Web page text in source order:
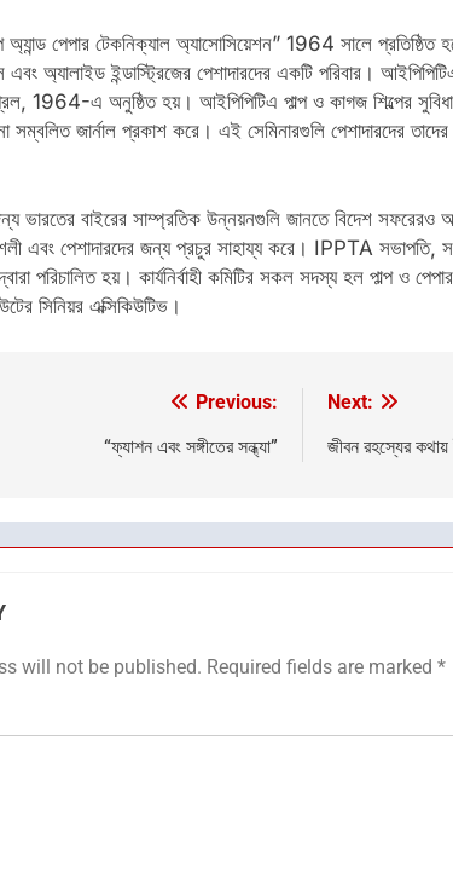
অ্যান্ড পেপার টেকনিক্যাল অ্যাসোসিয়েশন” 1964 সালে প্রতিষ্ঠিত
এবং অ্যালাইড ইন্ডাস্ট্রিজের পেশাদারদের একটি পরিবার।
1964-এ অনুষ্ঠিত হয়। আইপিপিটিএ পাল্প ও কাগজ শিল্পের
সম্বলিত জার্নাল প্রকাশ করে। এই সেমিনারগুলি পেশাদারদের
ভারতের বাইরের সাম্প্রতিক উন্নয়নগুলি জানতে বিদেশ সফরেরও
এবং পেশাদারদের জন্য প্রচুর সাহায্য করে। IPPTA সভাপতি,
পরিচালিত হয়। কার্যনির্বাহী কমিটির সকল সদস্য হল পাল্প ও
সিনিয়র এক্সিকিউটিভ।
Previous:
“ফ্যাশন এবং সঙ্গীতের সন্ধ্যা”
Next:
জীবন রহস্যের
will not be published. Required fields are marked *